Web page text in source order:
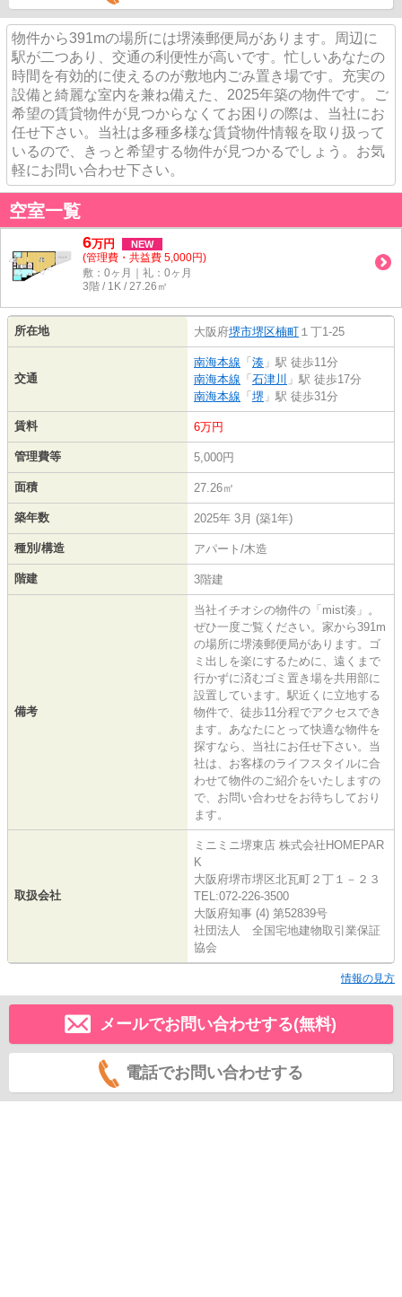
物件から391mの場所には堺湊郵便局があります。周辺に
駅が二つあり、交通の利便性が高いです。忙しいあなたの
時間を有効的に使えるのが敷地内ごみ置き場です。充実の
設備と綺麗な室内を兼ね備えた、2025年築の物件です。ご
希望の賃貸物件が見つからなくてお困りの際は、当社にお
任せ下さい。当社は多種多様な賃貸物件情報を取り扱って
いるので、きっと希望する物件が見つかるでしょう。お気
軽にお問い合わせ下さい。
空室一覧
6万円 NEW
(管理費・共益費 5,000円)
敷：0ヶ月｜礼：0ヶ月
3階 / 1K / 27.26㎡
所在地 大阪府堺市堺区楠町 １丁1-25
交通
南海本線 「 湊 」駅 徒歩11分
南海本線 「 石津川 」駅 徒歩17分
南海本線 「 堺 」駅 徒歩31分
賃料 6万円
管理費等 5,000円
面積 27.26㎡
築年数 2025年 3月 (築1年)
種別/構造 アパート/木造
階建 3階建
備考
当社イチオシの物件の「mist湊」。
ぜひ一度ご覧ください。家から391m
の場所に堺湊郵便局があります。ゴ
ミ出しを楽にするために、遠くまで
行かずに済むゴミ置き場を共用部に
設置しています。駅近くに立地する
物件で、徒歩11分程でアクセスでき
ます。あなたにとって快適な物件を
探すなら、当社にお任せ下さい。当
社は、お客様のライフスタイルに合
わせて物件のご紹介をいたしますの
で、お問い合わせをお待ちしており
ます。
取扱会社
ミニミニ堺東店 株式会社HOMEPAR
K
大阪府堺市堺区北瓦町２丁１－２３
TEL:072-226-3500
大阪府知事 (4) 第52839号
社団法人 全国宅地建物取引業保証
協会
情報の見方
メールでお問い合わせする(無料)
電話でお問い合わせする